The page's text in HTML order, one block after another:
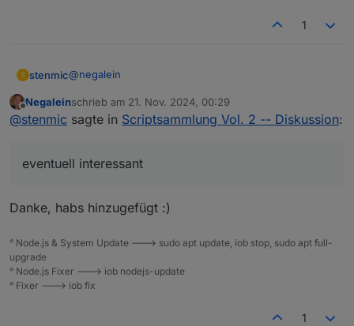
1
S stenmic@negalein
eventuell interessant
Ergebnisse der Formel1
sonnenwenden-tagundnachtgleiche-und-jahreszeiten
Offline
Negaleinschrieb am 21. Nov. 2024, 00:29
zuletzt editiert von
@stenmic sagte in Scriptsammlung Vol. 2 -- Diskussion:
eventuell interessant
Danke, habs hinzugefügt :)
° Node.js & System Update ---> sudo apt update, iob stop, sudo apt full-
upgrade
° Node.js Fixer ---> iob nodejs-update
° Fixer ---> iob fix
1